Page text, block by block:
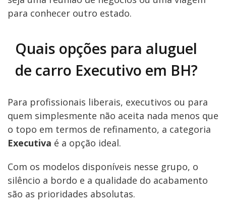
para conhecer outro estado.
Quais opções para aluguel
de carro Executivo em BH?
Para profissionais liberais, executivos ou para
quem simplesmente não aceita nada menos que
o topo em termos de refinamento, a categoria
Executiva é a opção ideal.
Com os modelos disponíveis nesse grupo, o
silêncio a bordo e a qualidade do acabamento
são as prioridades absolutas.